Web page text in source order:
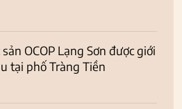
OCOP Lạng Sơn được giới
tại phố Tràng Tiền